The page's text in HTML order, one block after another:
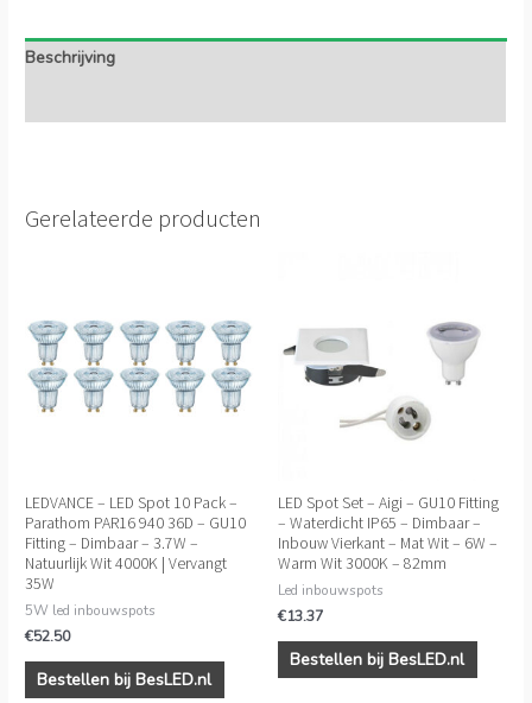
Beschrijving
Gerelateerde producten
LEDVANCE – LED Spot 10 Pack –
Parathom PAR16 940 36D – GU10
Fitting – Dimbaar – 3.7W –
Natuurlijk Wit 4000K | Vervangt
35W
5W led inbouwspots
€52.50
Bestellen bij BesLED.nl
LED Spot Set – Aigi – GU10 Fitting
– Waterdicht IP65 – Dimbaar –
Inbouw Vierkant – Mat Wit – 6W –
Warm Wit 3000K – 82mm
Led inbouwspots
€13.37
Bestellen bij BesLED.nl